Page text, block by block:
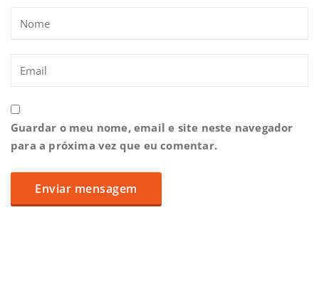
Guardar o meu nome, email e site neste navegador
para a próxima vez que eu comentar.